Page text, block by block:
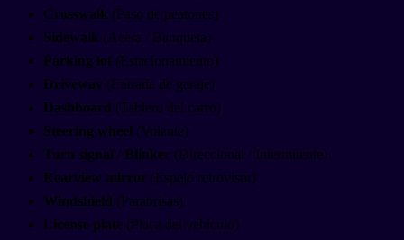
Crosswalk (Paso de peatones)
Sidewalk (Acera / Banqueta)
Parking lot (Estacionamiento)
Driveway (Entrada de garaje)
Dashboard (Tablero del carro)
Steering wheel (Volante)
Turn signal / Blinker (Direccional / Intermitente)
Rearview mirror (Espejo retrovisor)
Windshield (Parabrisas)
License plate (Placa del vehículo)